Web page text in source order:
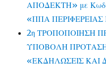
ΑΠΟΔΕΚΤΗ» με
«ΠΠΑ ΠΕΡΙΦΕΡΕΙΑΣ
2η ΤΡΟΠΟΠΟΙΗΣΗ
ΥΠΟΒΟΛΗ
«ΕΚΔΗΛΩΣΕΙΣ ΚΑΙ